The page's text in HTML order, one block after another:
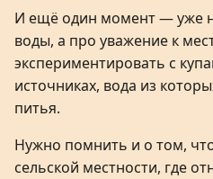
И ещё один момент — уже
воды, а про уважение к
экспериментировать с
источниках, вода из
питья.
Нужно помнить и о том,
сельской местности, где